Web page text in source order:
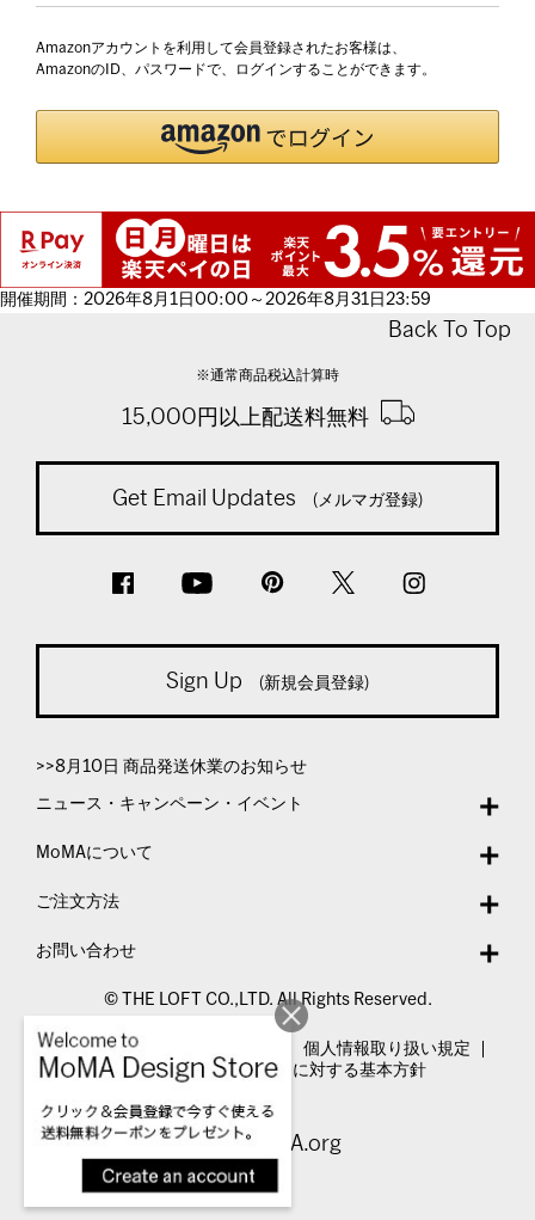
Amazonアカウントを利用して会員登録されたお客様は、
AmazonのID、パスワードで、ログインすることができます。
開催期間：2026年8月1日00:00～2026年8月31日23:59
Back To Top
※通常商品税込計算時
15,000円以上配送料無料
Get Email Updates (メルマガ登録)
Sign Up (新規会員登録)
>>8月10日 商品発送休業のお知らせ
ニュース・キャンペーン・イベント
MoMAについて
ご注文方法
お問い合わせ
© THE LOFT CO.,LTD. All Rights Reserved.
特定商取引法表示
個人情報取り扱い規定
カスタマーハラスメントに対する基本方針
Visit MoMA.org